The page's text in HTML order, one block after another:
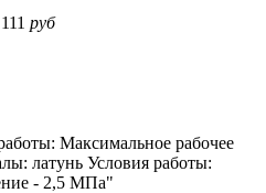
111 руб
Максимальное рабочее
латунь Условия работы:
- 2,5 МПа"